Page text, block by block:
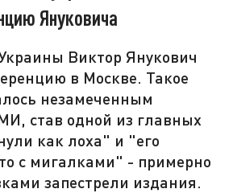
Януковича
Виктор Янукович
в Москве. Такое
незамеченным
став одной из главных
как лоха" и "его
с мигалками" - примерно
запестрели издания.